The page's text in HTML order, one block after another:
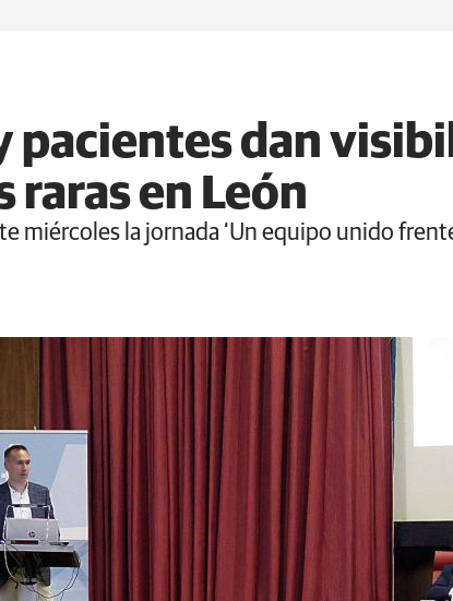
pacientes dan
en León
miércoles la jornada ‘Un equipo unido